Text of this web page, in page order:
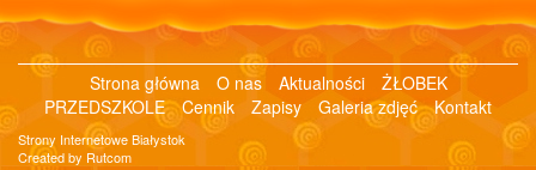
Strona główna O nas Aktualności
ŻŁOBEK
PRZEDSZKOLE Cennik Zapisy Galeria zdjęć Kontakt
Strony Internetowe Białystok
Created by Rutcom